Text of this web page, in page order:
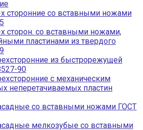
сторонние со вставными ножами
сторон. со вставными ножами,
пластинами из твердого
из быстрорежущей
90
с механическим
неперетачиваемых пластин
со вставными ножами ГОСТ
мелкозубые со вставными